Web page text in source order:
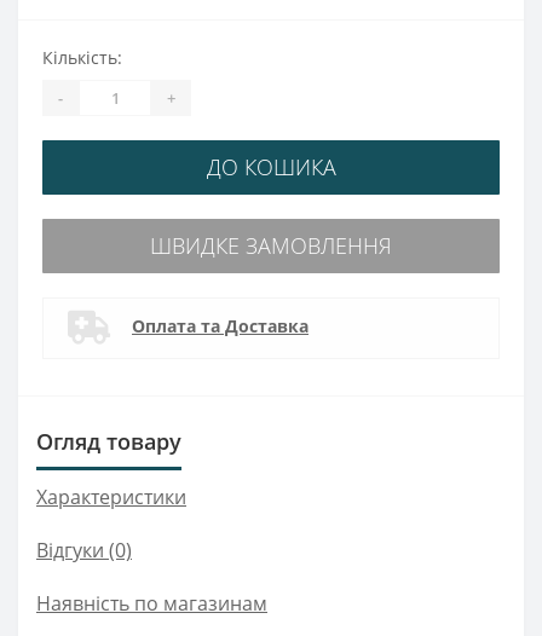
Кількість:
- +
ДО КОШИКА
ШВИДКЕ ЗАМОВЛЕННЯ
Оплата та Доставка
Огляд товару
Характеристики
Відгуки (0)
Наявність по магазинам